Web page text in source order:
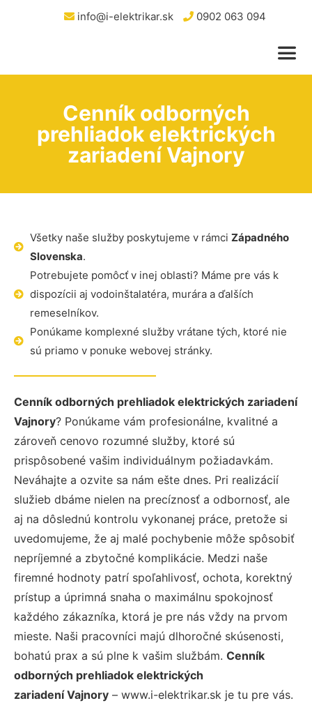
info@i-elektrikar.sk 0902 063 094
Cenník odborných
prehliadok elektrických
zariadení Vajnory
Všetky naše služby poskytujeme v rámci Západného
Slovenska.
Potrebujete pomôcť v inej oblasti? Máme pre vás k
dispozícii aj vodoinštalatéra, murára a ďalších
remeselníkov.
Ponúkame komplexné služby vrátane tých, ktoré nie
sú priamo v ponuke webovej stránky.
Cenník odborných prehliadok elektrických zariadení
Vajnory? Ponúkame vám profesionálne, kvalitné a
zároveň cenovo rozumné služby, ktoré sú
prispôsobené vašim individuálnym požiadavkám.
Neváhajte a ozvite sa nám ešte dnes. Pri realizácií
služieb dbáme nielen na precíznosť a odbornosť, ale
aj na dôslednú kontrolu vykonanej práce, pretože si
uvedomujeme, že aj malé pochybenie môže spôsobiť
nepríjemné a zbytočné komplikácie. Medzi naše
firemné hodnoty patrí spoľahlivosť, ochota, korektný
prístup a úprimná snaha o maximálnu spokojnosť
každého zákazníka, ktorá je pre nás vždy na prvom
mieste. Naši pracovníci majú dlhoročné skúsenosti,
bohatú prax a sú plne k vašim službám. Cenník
odborných prehliadok elektrických
zariadení Vajnory – www.i-elektrikar.sk je tu pre vás.